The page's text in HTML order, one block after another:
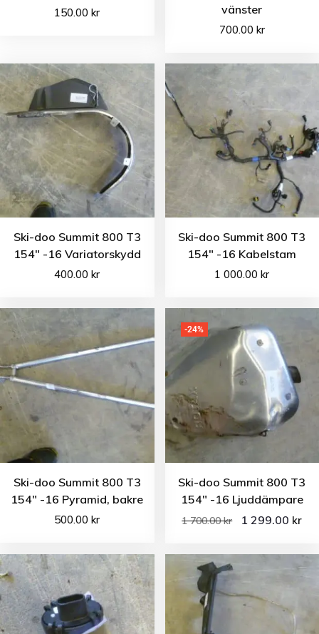
150.00kr
vänster
700.00 kr
Ski-doo Summit 800 T3
154″ -16 Variatorskydd
400.00kr
Ski-doo Summit 800 T3
154″ -16 Kabelstam
1 000.00kr
Ski-doo Summit 800 T3
154″ -16 Pyramid, bakre
500.00kr
-24%
Ski-doo Summit 800 T3
154″ -16 Ljuddämpare
1 700.00kr 1 299.00 kr